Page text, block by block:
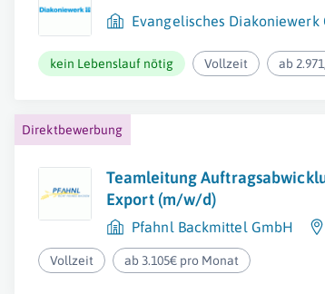
Evangelisches
kein Lebenslauf nötig Vollzeit ab
Direktbewerbung
Teamleitung
Export (m/w/d)
Pfahnl Backmittel GmbH
Vollzeit ab 3.105€ pro Monat